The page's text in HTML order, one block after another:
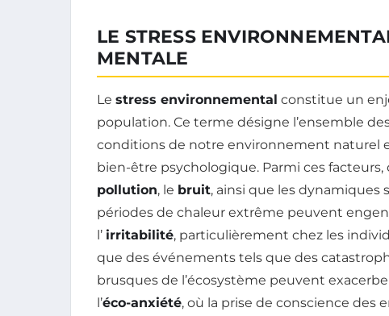
LE STRESS
MENTALE
Le stress environnemental constitue un
population. Ce terme désigne l’ensemble
conditions de notre environnement naturel
bien-être psychologique. Parmi ces facteurs,
pollution, le bruit, ainsi que les dynamiques
périodes de chaleur extrême peuvent
l’ irritabilité, particulièrement chez les
que des événements tels que des
brusques de l’écosystème peuvent
l’éco-anxiété, où la prise de conscience